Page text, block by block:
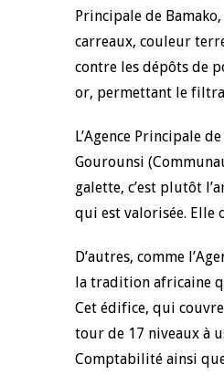
Principale de
carreaux, couleur
contre les dépôts de
or, permettant le
L’Agence Principale
Gourounsi
galette, c’est plutôt
qui est valorisée. Elle
D’autres, comme
la tradition africaine
Cet édifice, qui
tour de 17 niveaux à
Comptabilité ainsi